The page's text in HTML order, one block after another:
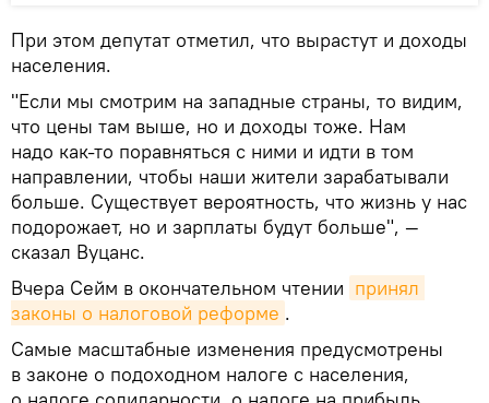
При этом депутат отметил, что вырастут и доходы
населения.
"Если мы смотрим на западные страны, то видим,
что цены там выше, но и доходы тоже. Нам
надо как-то поравняться с ними и идти в том
направлении, чтобы наши жители зарабатывали
больше. Существует вероятность, что жизнь у нас
подорожает, но и зарплаты будут больше", —
сказал Вуцанс.
Вчера Сейм в окончательном чтении принял
законы о налоговой реформе .
Самые масштабные изменения предусмотрены
в законе о подоходном налоге с населения,